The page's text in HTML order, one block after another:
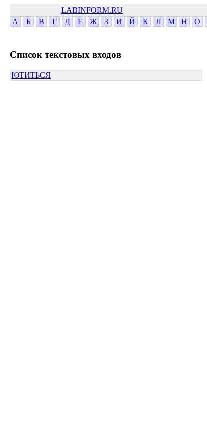
LABINFORM.RU
А
Б В Г Д Е Ж З И Й К Л М Н О
Cписок текстовых входов
ЮТИТЬСЯ